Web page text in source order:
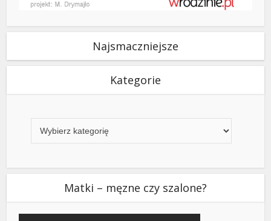
Najsmaczniejsze
Kategorie
Matki – męzne czy szalone?